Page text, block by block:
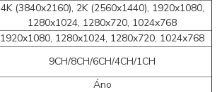
4K (3840x2160), 2K (2560x1440), 1920x1080,
1280x1024, 1280x720, 1024x768
1920x1080, 1280x1024, 1280x720, 1024x768
9CH/8CH/6CH/4CH/1CH
Áno